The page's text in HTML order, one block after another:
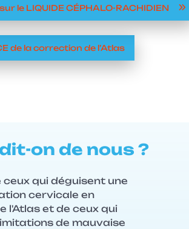
de la correction de l’Atlas
le LIQUIDE CÉPHALO-RACHIDIEN
on de nous ?
qui déguisent une
cervicale en
l'Atlas et de ceux qui
de mauvaise